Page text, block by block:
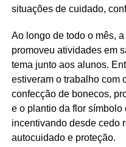
situações de cuidado,
Ao longo de todo o mês,
promoveu atividades em
tema junto aos alunos.
estiveram o trabalho com
confecção de bonecos,
e o plantio da flor
incentivando desde cedo
autocuidado e proteção.